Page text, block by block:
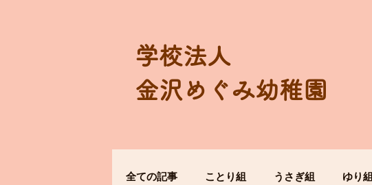
学校法人
金沢めぐみ幼稚園
全ての記事 ことり組 うさぎ組 ゆり組